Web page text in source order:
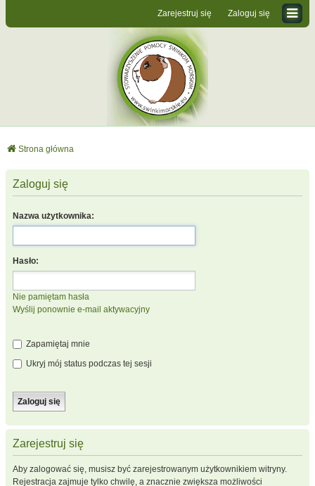
Zaloguj się
Zarejestruj się
Strona główna
Zaloguj się
Nazwa użytkownika:
Hasło:
Nie pamiętam hasła
Wyślij ponownie e-mail aktywacyjny
Zapamiętaj mnie
Ukryj mój status podczas tej sesji
Zarejestruj się
Aby zalogować się, musisz być zarejestrowanym użytkownikiem witryny.
Rejestracja zajmuje tylko chwilę, a znacznie zwiększa możliwości